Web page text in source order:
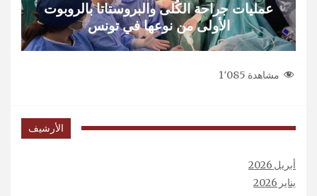
عمليات جراحة الكُلى والبروستاتا بالروبوت
الأولى من نوعها في تونس
مشاهدة 1٬085
الأرشيف
أبريل 2026
يناير 2026